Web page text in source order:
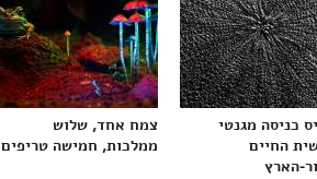
כניסה מגנטי
החיים
הארץ
צמח אחד, שלוש
ממלכות, חמישה טריפים